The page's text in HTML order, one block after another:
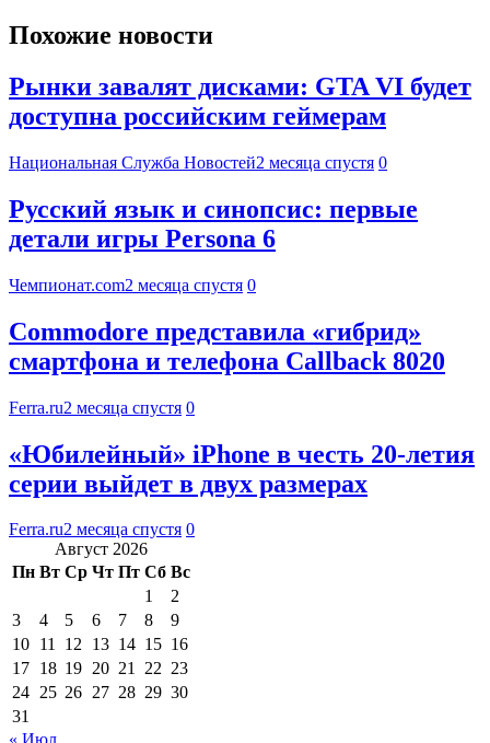
Похожие новости
Рынки завалят дисками: GTA VI будет
доступна российским геймерам
Национальная Служба Новостей2 месяца спустя 0
Русский язык и синопсис: первые
детали игры Persona 6
Чемпионат.com2 месяца спустя 0
Commodore представила «гибрид»
смартфона и телефона Callback 8020
Ferra.ru2 месяца спустя 0
«Юбилейный» iPhone в честь 20-летия
серии выйдет в двух размерах
Ferra.ru2 месяца спустя 0
Август 2026
Пн Вт Ср Чт Пт Сб Вс
1
2
3
4 5 6 7 8
9
10 11 12 13 14 15 16
17 18 19 20 21 22 23
24 25 26 27 28 29 30
31